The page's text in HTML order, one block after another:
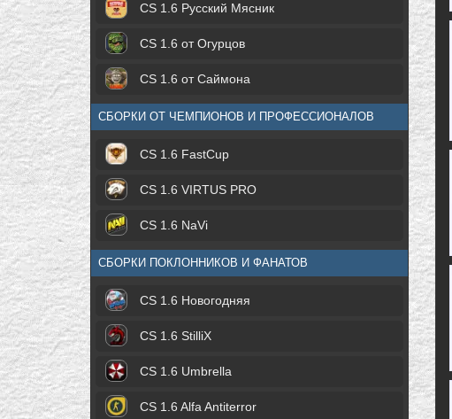
CS 1.6 Русский Мясник
CS 1.6 от Огурцов
CS 1.6 от Саймона
СБОРКИ ОТ ЧЕМПИОНОВ И ПРОФЕССИОНАЛОВ
CS 1.6 FastCup
CS 1.6 VIRTUS PRO
CS 1.6 NaVi
СБОРКИ ПОКЛОННИКОВ И ФАНАТОВ
CS 1.6 Новогодняя
CS 1.6 StilliX
CS 1.6 Umbrella
CS 1.6 Alfa Antiterror